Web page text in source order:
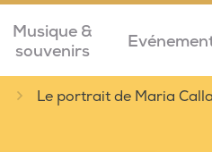
Musique &
souvenirs
Le portrait de Maria